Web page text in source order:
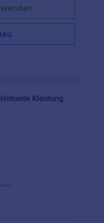
Formular auf der
Fügen Sie Ihr
und fügen Sie
Website ein oder